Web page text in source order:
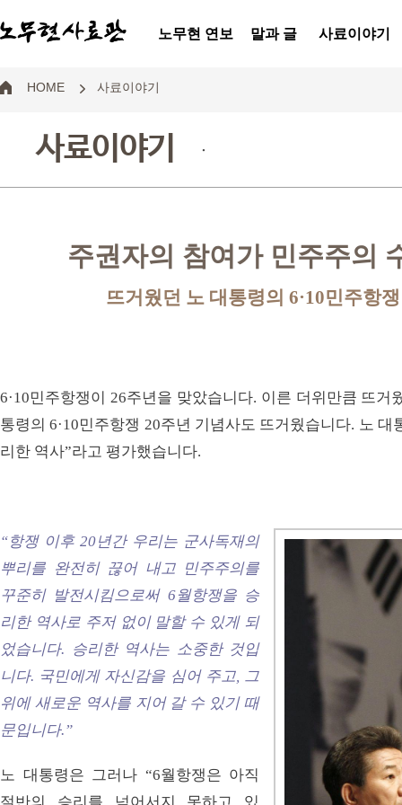
노무현 연보 말과 글 사료이야기
HOME 사료이야기
사료이야기 .
주권자의 참여가 민주주의
뜨거웠던 노 대통령의 6·10민주항
6·10민주항쟁이 26주년을 맞았습니다. 이른 더위만큼 뜨거
통령의 6·10민주항쟁 20주년 기념사도 뜨거웠습니다. 노 대
리한 역사”라고 평가했습니다.
“항쟁 이후 20년간 우리는 군사독재의
뿌리를 완전히 끊어 내고 민주주의를
꾸준히 발전시킴으로써 6월항쟁을 승
리한 역사로 주저 없이 말할 수 있게 되
었습니다. 승리한 역사는 소중한 것입
니다. 국민에게 자신감을 심어 주고, 그
위에 새로운 역사를 지어 갈 수 있기 때
문입니다.”
노 대통령은 그러나 “6월항쟁은 아직